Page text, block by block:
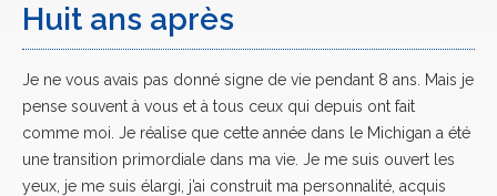
Huit ans après
Je ne vous avais pas donné signe de vie pendant 8 ans. Mais je
pense souvent à vous et à tous ceux qui depuis ont fait
comme moi. Je réalise que cette année dans le Michigan a été
une transition primordiale dans ma vie. Je me suis ouvert les
yeux, je me suis élargi, j’ai construit ma personnalité, acquis